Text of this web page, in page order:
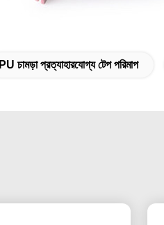
PU চামড়া প্রত্যাহারযোগ্য টেপ পরিমাপ